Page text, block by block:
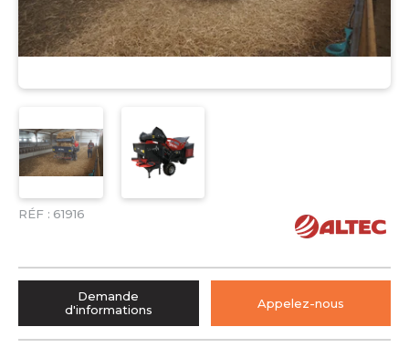
RÉF : 61916
Demande
d'informations
Appelez-nous